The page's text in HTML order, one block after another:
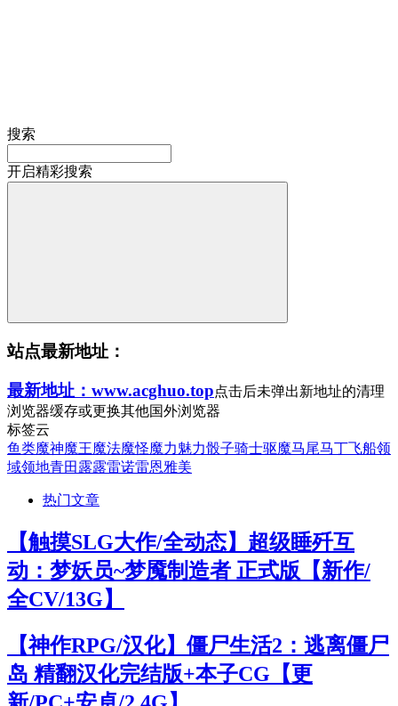
搜索
开启精彩搜索
站点最新地址：
最新地址：www.acghuo.top点击后未弹出新地址的清理
浏览器缓存或更换其他国外浏览器
标签云
鱼类魔神魔王魔法魔怪魔力魅力骰子骑士驱魔马尾马丁飞船领
域领地青田 露露雷诺雷恩雅美
热门文章
【触摸SLG大作/全动态】超级睡歼互
动：梦妖员~梦魇制造者 正式版【新作/
全CV/13G】
【神作RPG/汉化】僵尸生活2：逃离僵尸
岛 精翻汉化完结版+本子CG【更